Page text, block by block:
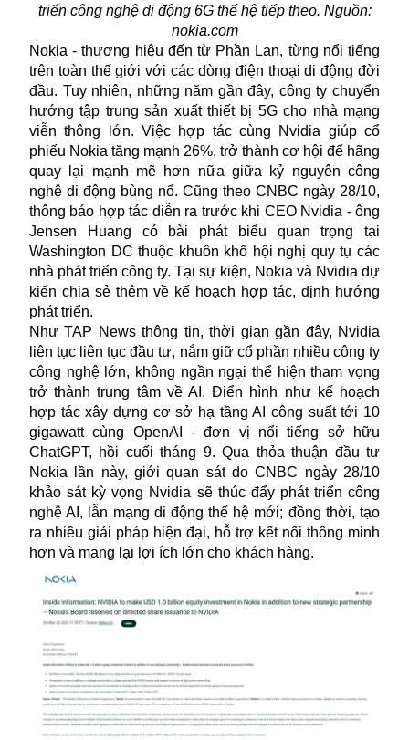
triển công nghệ di động 6G thế hệ tiếp theo. Nguồn:
nokia.com
Nokia - thương hiệu đến từ Phần Lan, từng nổi tiếng
trên toàn thế giới với các dòng điện thoại di động đời
đầu. Tuy nhiên, những năm gần đây, công ty chuyển
hướng tập trung sản xuất thiết bị 5G cho nhà mạng
viễn thông lớn. Việc hợp tác cùng Nvidia giúp cổ
phiếu Nokia tăng mạnh 26%, trở thành cơ hội để hãng
quay lại mạnh mẽ hơn nữa giữa kỷ nguyên công
nghệ di động bùng nổ. Cũng theo CNBC ngày 28/10,
thông báo hợp tác diễn ra trước khi CEO Nvidia - ông
Jensen Huang có bài phát biểu quan trọng tại
Washington DC thuộc khuôn khổ hội nghị quy tụ các
nhà phát triển công ty. Tại sự kiện, Nokia và Nvidia dự
kiến chia sẻ thêm về kế hoạch hợp tác, định hướng
phát triển.
Như TAP News thông tin, thời gian gần đây, Nvidia
liên tục liên tục đầu tư, nắm giữ cổ phần nhiều công ty
công nghệ lớn, không ngần ngại thể hiện tham vọng
trở thành trung tâm về AI. Điển hình như kế hoạch
hợp tác xây dựng cơ sở hạ tầng AI công suất tới 10
gigawatt cùng OpenAI - đơn vị nổi tiếng sở hữu
ChatGPT, hồi cuối tháng 9. Qua thỏa thuận đầu tư
Nokia lần này, giới quan sát do CNBC ngày 28/10
khảo sát kỳ vọng Nvidia sẽ thúc đẩy phát triển công
nghệ AI, lẫn mạng di động thế hệ mới; đồng thời, tạo
ra nhiều giải pháp hiện đại, hỗ trợ kết nối thông minh
hơn và mang lại lợi ích lớn cho khách hàng.